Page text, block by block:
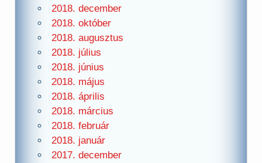
2018. december
2018. október
2018. augusztus
2018. július
2018. június
2018. május
2018. április
2018. március
2018. február
2018. január
2017. december